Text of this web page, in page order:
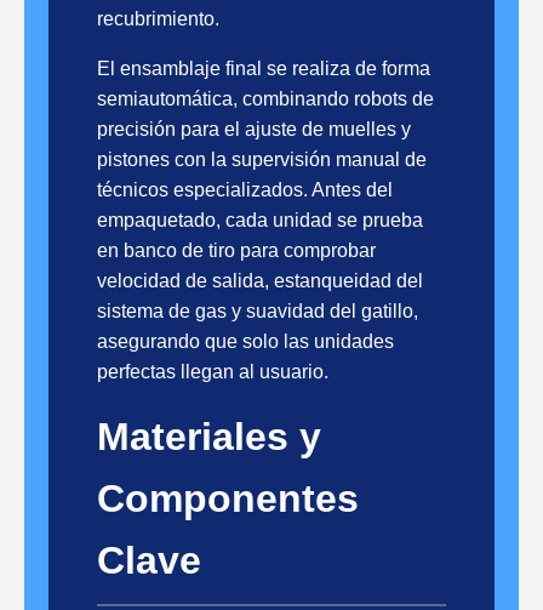
recubrimiento.
El ensamblaje final se realiza de forma
semiautomática, combinando robots de
precisión para el ajuste de muelles y
pistones con la supervisión manual de
técnicos especializados. Antes del
empaquetado, cada unidad se prueba
en banco de tiro para comprobar
velocidad de salida, estanqueidad del
sistema de gas y suavidad del gatillo,
asegurando que solo las unidades
perfectas llegan al usuario.
Materiales y
Componentes
Clave